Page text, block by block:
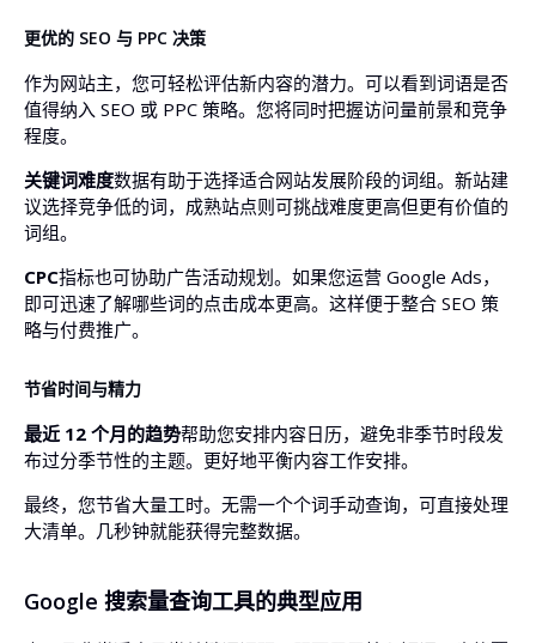
更优的 SEO 与 PPC 决策
作为网站主，您可轻松评估新内容的潜力。可以看到词语是否
值得纳入 SEO 或 PPC 策略。您将同时把握访问量前景和竞争
程度。
关键词难度数据有助于选择适合网站发展阶段的词组。新站建
议选择竞争低的词，成熟站点则可挑战难度更高但更有价值的
词组。
CPC指标也可协助广告活动规划。如果您运营 Google Ads，
即可迅速了解哪些词的点击成本更高。这样便于整合 SEO 策
略与付费推广。
节省时间与精力
最近 12 个月的趋势帮助您安排内容日历，避免非季节时段发
布过分季节性的主题。更好地平衡内容工作安排。
最终，您节省大量工时。无需一个个词手动查询，可直接处理
大清单。几秒钟就能获得完整数据。
Google 搜索量查询工具的典型应用